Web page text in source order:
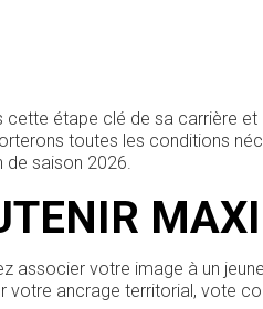
étape clé de sa carrière
toutes les conditions
saison 2026.
associer votre image à un
votre ancrage territorial, vote